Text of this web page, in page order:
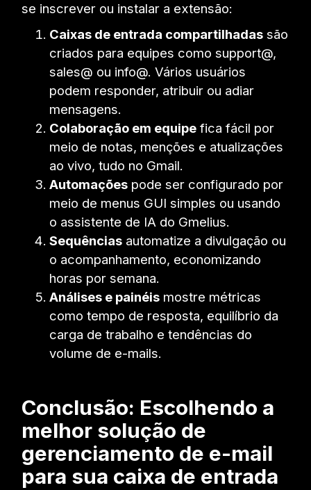
se inscrever ou instalar a extensão:
Caixas de entrada compartilhadas são
criados para equipes como support@,
sales@ ou info@. Vários usuários
podem responder, atribuir ou adiar
mensagens.
Colaboração em equipe fica fácil por
meio de notas, menções e atualizações
ao vivo, tudo no Gmail.
Automações pode ser configurado por
meio de menus GUI simples ou usando
o assistente de IA do Gmelius.
Sequências automatize a divulgação ou
o acompanhamento, economizando
horas por semana.
Análises e painéis mostre métricas
como tempo de resposta, equilíbrio da
carga de trabalho e tendências do
volume de e-mails.
Conclusão: Escolhendo a
melhor solução de
gerenciamento de e-mail
para sua caixa de entrada